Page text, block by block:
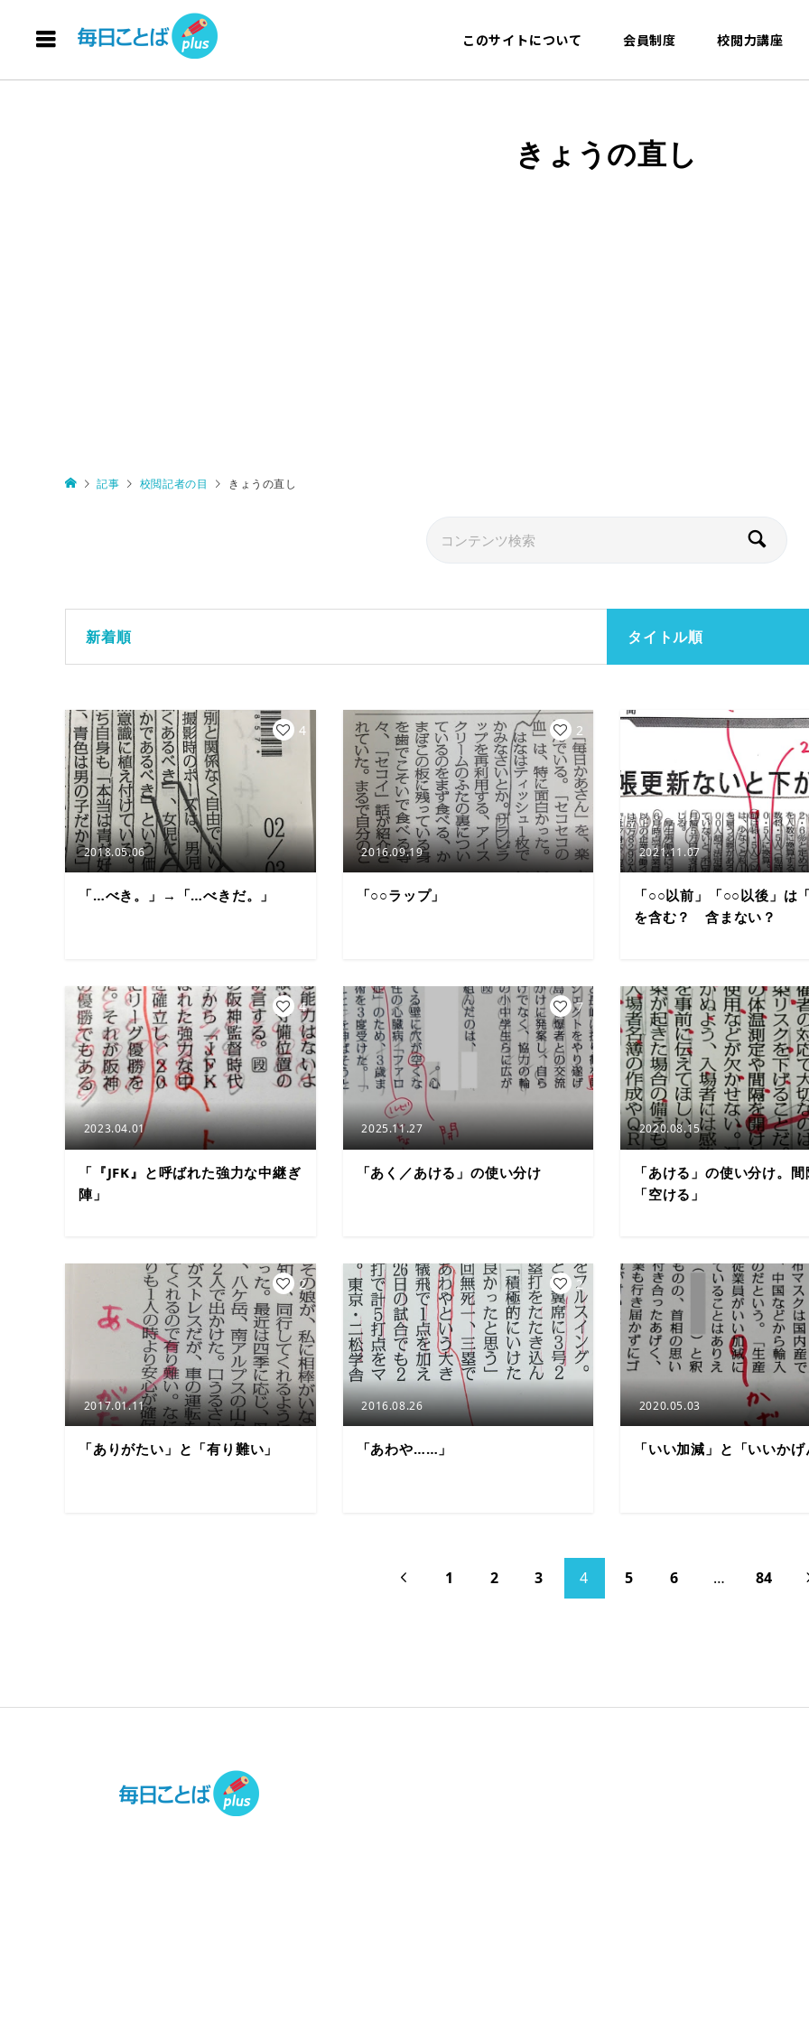
このサイトについて 会員制度 校閲力講座
きょうの直し
記事 校閲記者の目 きょうの直し
新着順 タイトル順
2018.05.06
「…べき。」→「…べきだ。」
4
2016.09.19
「○○ラップ」
2
2021.11.07
「○○以前」「○○以後」は
を含む？ 含まない？
2023.04.01
「『JFK』と呼ばれた強力な中継ぎ
陣」
4
2025.11.27
「あく／あける」の使い分け
7
2020.08.15
「あける」の使い分け。
「空ける」
2017.01.11
「ありがたい」と「有り難い」
2
2016.08.26
「あわや……」
2
2020.05.03
「いい加減」と「いいか
 1 2 3 4 5 6 … 84